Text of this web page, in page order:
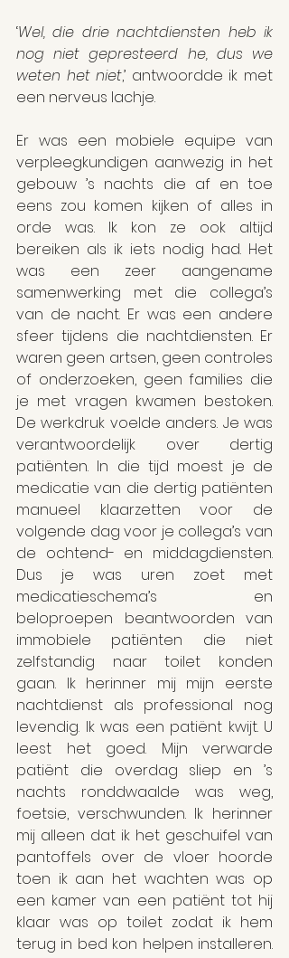
‘Wel, die drie nachtdiensten heb ik
nog niet gepresteerd he, dus we
weten het niet,’ antwoordde ik met
een nerveus lachje.
Er was een mobiele equipe van
verpleegkundigen aanwezig in het
gebouw ’s nachts die af en toe
eens zou komen kijken of alles in
orde was. Ik kon ze ook altijd
bereiken als ik iets nodig had. Het
was een zeer aangename
samenwerking met die collega’s
van de nacht. Er was een andere
sfeer tijdens die nachtdiensten. Er
waren geen artsen, geen controles
of onderzoeken, geen families die
je met vragen kwamen bestoken.
De werkdruk voelde anders. Je was
verantwoordelijk over dertig
patiënten. In die tijd moest je de
medicatie van die dertig patiënten
manueel klaarzetten voor de
volgende dag voor je collega’s van
de ochtend- en middagdiensten.
Dus je was uren zoet met
medicatieschema’s en
beloproepen beantwoorden van
immobiele patiënten die niet
zelfstandig naar toilet konden
gaan. Ik herinner mij mijn eerste
nachtdienst als professional nog
levendig. Ik was een patiënt kwijt. U
leest het goed. Mijn verwarde
patiënt die overdag sliep en ’s
nachts ronddwaalde was weg,
foetsie, verschwunden. Ik herinner
mij alleen dat ik het geschuifel van
pantoffels over de vloer hoorde
toen ik aan het wachten was op
een kamer van een patiënt tot hij
klaar was op toilet zodat ik hem
terug in bed kon helpen installeren.